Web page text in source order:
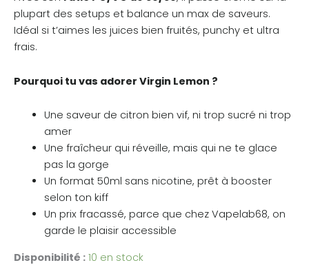
plupart des setups et balance un max de saveurs.
Idéal si t’aimes les juices bien fruités, punchy et ultra
frais.
Pourquoi tu vas adorer Virgin Lemon ?
Une saveur de citron bien vif, ni trop sucré ni trop
amer
Une fraîcheur qui réveille, mais qui ne te glace
pas la gorge
Un format 50ml sans nicotine, prêt à booster
selon ton kiff
Un prix fracassé, parce que chez Vapelab68, on
garde le plaisir accessible
Disponibilité : 10 en stock